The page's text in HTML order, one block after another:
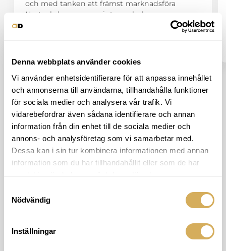
Denna webbplats använder cookies
Vi använder enhetsidentifierare för att anpassa innehållet
och annonserna till användarna, tillhandahålla funktioner
för sociala medier och analysera vår trafik. Vi
vidarebefordrar även sådana identifierare och annan
information från din enhet till de sociala medier och
annons- och analysföretag som vi samarbetar med.
Dessa kan i sin tur kombinera informationen med annan
information som du har tillhandahållit eller som de har
Nödvändig
Inställningar
och med tanken att främst marknadsföra
Nortech-koncernens interna bolag.
Därför ska du välja oss